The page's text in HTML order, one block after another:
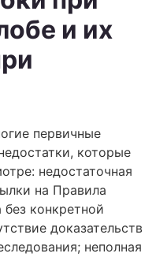
и их
первичные
которые
недостаточная
на Правила
конкретной
доказательств
неполная